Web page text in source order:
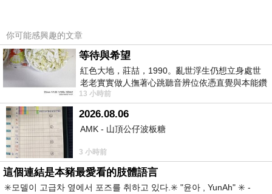
不是一蹴可幾，需要多加練習和時間的累
積，久鍊成鋼，如阿伯所言：「萬事起頭
難，再做就不難，滴水可穿石，久坐功夫
現。」感恩！
分享二、
你可能感興趣的文章
等待與希望
紅色大地，莊喆，1990。亂世浮生仍想立身處世
老老實實做人撫著心跳聽音辨位依憑直覺與本能鑽
向裂隙的亮處探索另一個心聲另一個共鳴的
13 小時前
2026.08.06
AMK - 山頂公仔波板糖
3 小時前
這個連結是本豬最愛看的肢體語言
✳️모델이 고급차 옆에서 포즈를 취하고 있다.✳️ "윤아 , YunAh" ✳️ -